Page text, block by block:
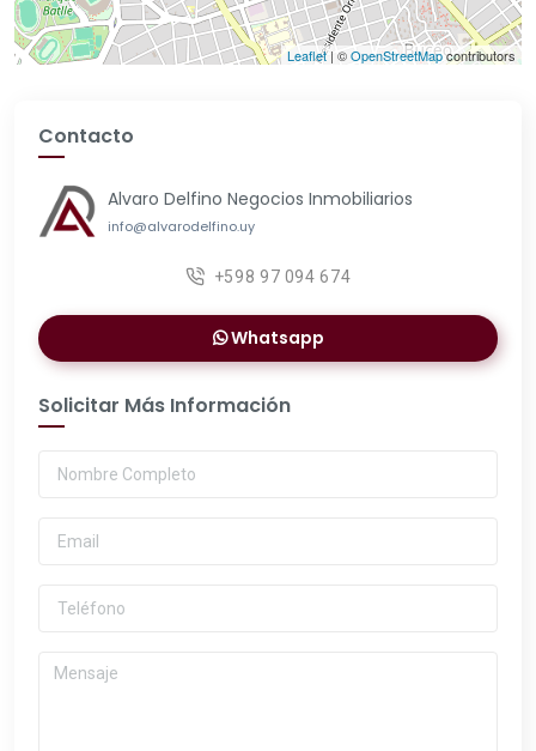
Leaflet| ©OpenStreetMapcontributors
Contacto
Alvaro Delfino Negocios Inmobiliarios
info@alvarodelfino.uy
+598 97 094 674
Whatsapp
Solicitar Más Información